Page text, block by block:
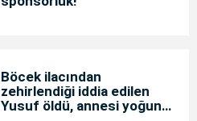
Böcek ilacından
zehirlendiği iddia edilen
Yusuf öldü, annesi yoğun